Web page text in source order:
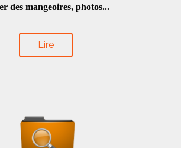
des mangeoires, photos...
Lire